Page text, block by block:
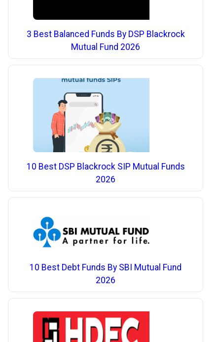
3 Best Balanced Funds By DSP Blackrock
Mutual Fund 2026
10 Best DSP Blackrock SIP Mutual Funds
2026
10 Best Debt Funds By SBI Mutual Fund
2026